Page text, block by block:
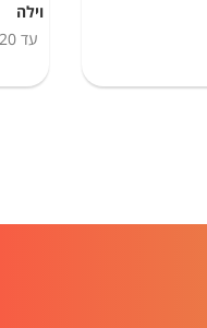
וילה
עד 20